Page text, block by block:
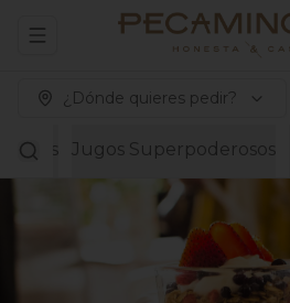
Abrir menu de navegación
¿Dónde quieres pedir?
Jugos Superpoderosos